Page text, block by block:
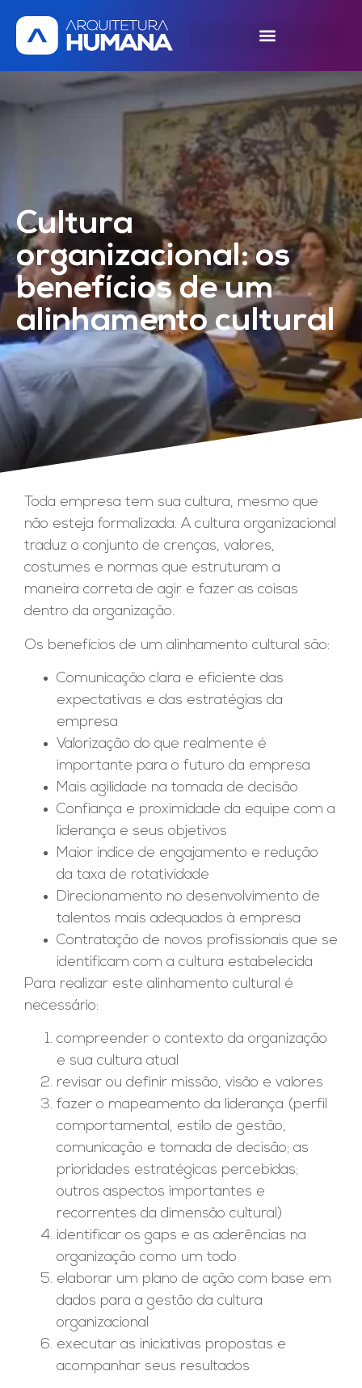
Cultura
organizacional: os
benefícios de um
alinhamento cultural
Toda empresa tem sua cultura, mesmo que
não esteja formalizada. A cultura organizacional
traduz o conjunto de crenças, valores,
costumes e normas que estruturam a
maneira correta de agir e fazer as coisas
dentro da organização.
Os benefícios de um alinhamento cultural são:
Comunicação clara e eficiente das
expectativas e das estratégias da
empresa
Valorização do que realmente é
importante para o futuro da empresa
Mais agilidade na tomada de decisão
Confiança e proximidade da equipe com a
liderança e seus objetivos
Maior índice de engajamento e redução
da taxa de rotatividade
Direcionamento no desenvolvimento de
talentos mais adequados à empresa
Contratação de novos profissionais que se
identificam com a cultura estabelecida
Para realizar este alinhamento cultural é
necessário:
compreender o contexto da organização
e sua cultura atual
revisar ou definir missão, visão e valores
fazer o mapeamento da liderança (perfil
comportamental, estilo de gestão,
comunicação e tomada de decisão; as
prioridades estratégicas percebidas;
outros aspectos importantes e
recorrentes da dimensão cultural)
identificar os gaps e as aderências na
organização como um todo
elaborar um plano de ação com base em
dados para a gestão da cultura
organizacional
executar as iniciativas propostas e
acompanhar seus resultados